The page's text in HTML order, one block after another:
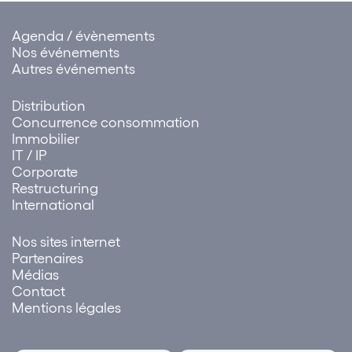
Agenda / évènements
Nos événements
Autres événements
Distribution
Concurrence consommation
Immobilier
IT / IP
Corporate
Restructuring
International
Nos sites internet
Partenaires
Médias
Contact
Mentions légales